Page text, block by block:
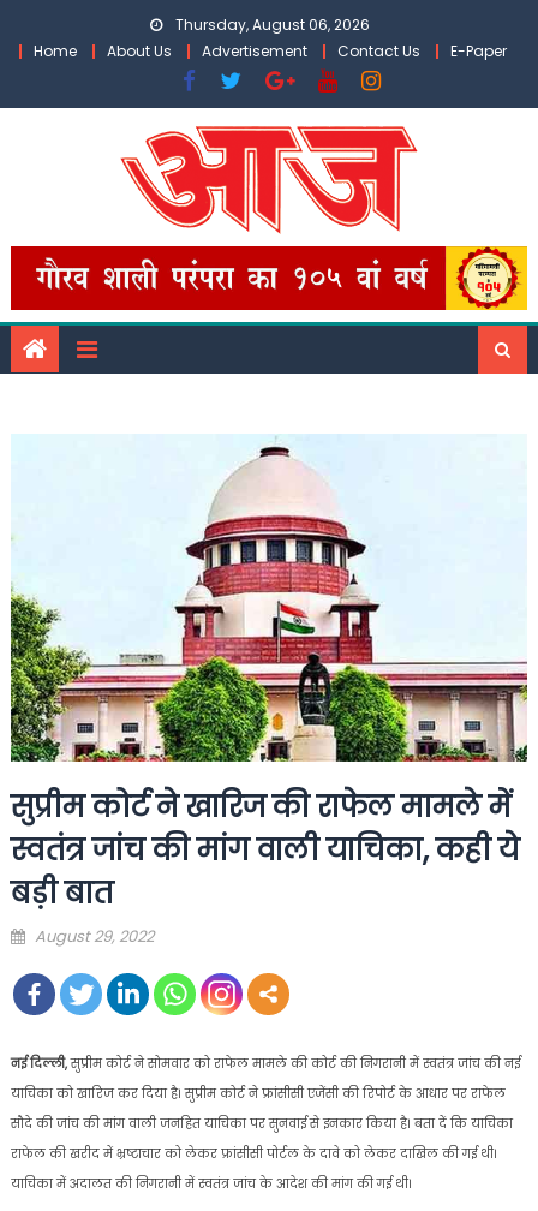
Thursday, August 06, 2026
Home
About Us Advertisement Contact Us E-Paper
सुप्रीम कोर्ट ने खारिज की राफेल मामले में
स्वतंत्र जांच की मांग वाली याचिका, कही ये
बड़ी बात
Posted
August 29, 2022
नई दिल्ली,सुप्रीम कोर्ट ने सोमवार को राफेल मामले की कोर्ट की निगरानी में स्वतंत्र जांच की नई
याचिका को खारिज कर दिया है। सुप्रीम कोर्ट ने फ्रांसीसी एजेंसी की रिपोर्ट के आधार पर राफेल
सौदे की जांच की मांग वाली जनहित याचिका पर सुनवाई से इनकार किया है। बता दें कि याचिका
राफेल की खरीद में भ्रष्टाचार को लेकर फ्रांसीसी पोर्टल के दावे को लेकर दाखिल की गई थी।
याचिका में अदालत की निगरानी में स्वतंत्र जांच के आदेश की मांग की गई थी।